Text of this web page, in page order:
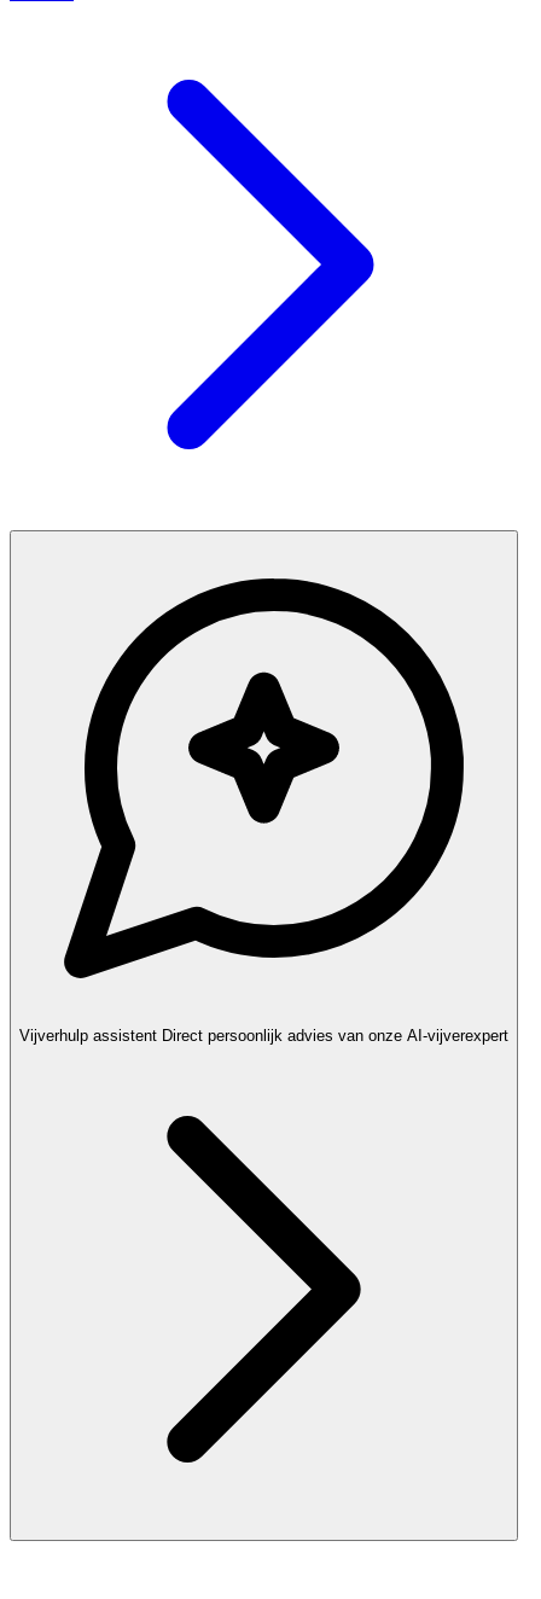
Vijverhulp assistent Direct persoonlijk advies van onze AI-vijverexpert